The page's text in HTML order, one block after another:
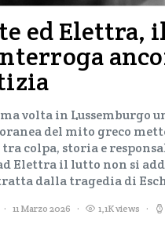
ed Elettra,
volta in Lussemburgo
del mito greco
colpa, storia e
Elettra il lutto non si
dalla tragedia di
11 Marzo 2026 1,1K views